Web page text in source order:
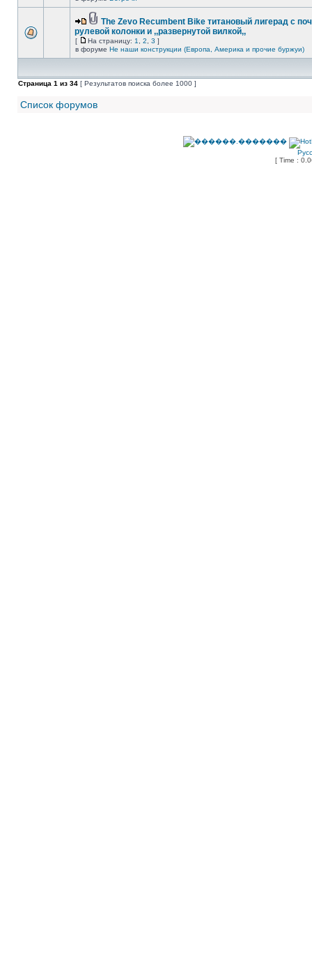
The Zevo Recumbent Bike титановый лигерад с
рулевой колонки и ,,развернутой вилкой,,
[ На страницу: 1 2 3 ]
в форуме Не наши конструкции (Европа, Америка и прочие буржуи)
Страница 1 из 34 [ Результатов поиска более 1000 ]
Список форумов
[ Time :